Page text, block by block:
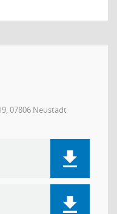
07806 Neustadt